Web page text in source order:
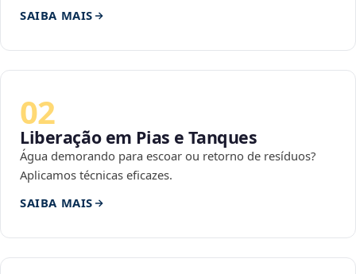
SAIBA MAIS
02
Liberação em Pias e Tanques
Água demorando para escoar ou retorno de resíduos?
Aplicamos técnicas eficazes.
SAIBA MAIS